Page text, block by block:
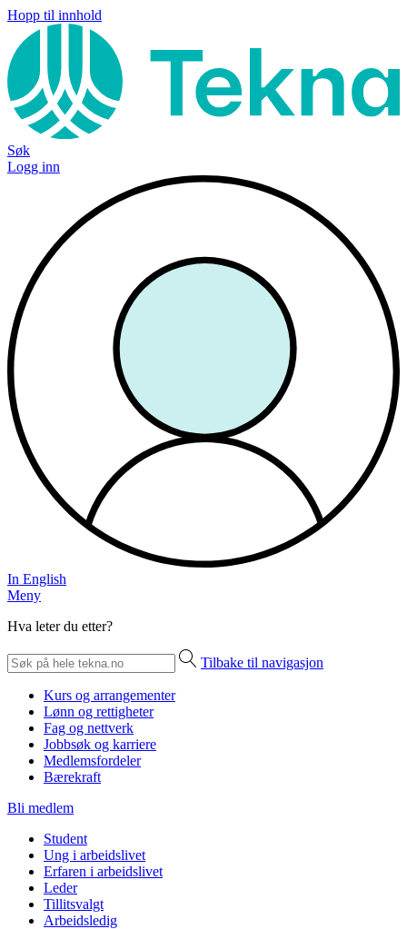
Hopp til innhold
Søk
Logg inn
In English
Meny
Hva leter du etter?
Tilbake til navigasjon
Kurs og arrangementer
Lønn og rettigheter
Fag og nettverk
Jobbsøk og karriere
Medlemsfordeler
Bærekraft
Bli medlem
Student
Ung i arbeidslivet
Erfaren i arbeidslivet
Leder
Tillitsvalgt
Arbeidsledig